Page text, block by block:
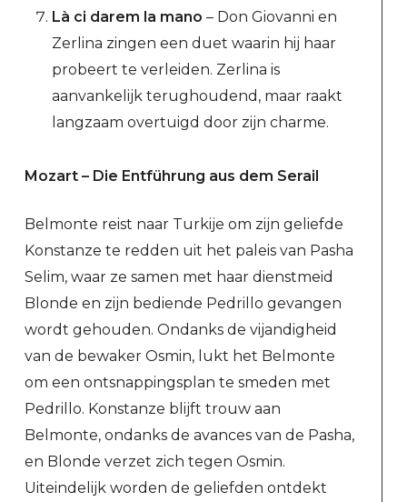
Là ci darem la mano – Don Giovanni en
Zerlina zingen een duet waarin hij haar
probeert te verleiden. Zerlina is
aanvankelijk terughoudend, maar raakt
langzaam overtuigd door zijn charme.
Mozart – Die Entführung aus dem Serail
Belmonte reist naar Turkije om zijn geliefde
Konstanze te redden uit het paleis van Pasha
Selim, waar ze samen met haar dienstmeid
Blonde en zijn bediende Pedrillo gevangen
wordt gehouden. Ondanks de vijandigheid
van de bewaker Osmin, lukt het Belmonte
om een ontsnappingsplan te smeden met
Pedrillo. Konstanze blijft trouw aan
Belmonte, ondanks de avances van de Pasha,
en Blonde verzet zich tegen Osmin.
Uiteindelijk worden de geliefden ontdekt